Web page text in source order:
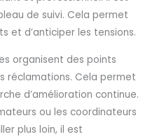
de suivi. Cela permet
et d’anticiper les tensions.
organisent des points
réclamations. Cela permet
d’amélioration continue.
ou les coordinateurs
plus loin, il est